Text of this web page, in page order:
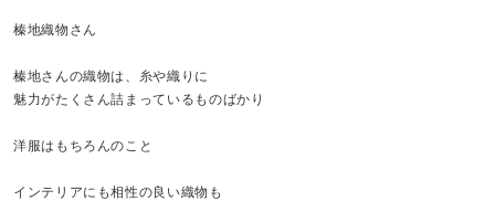
榛地織物さん
榛地さんの織物は、糸や織りに
魅力がたくさん詰まっているものばかり
洋服はもちろんのこと
インテリアにも相性の良い織物も